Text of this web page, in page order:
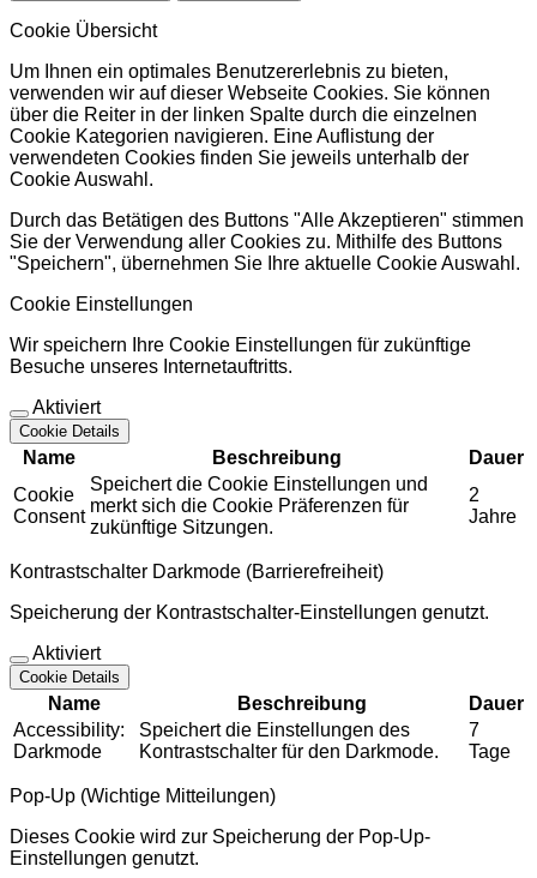
Cookie Übersicht
Um Ihnen ein optimales Benutzererlebnis zu bieten,
verwenden wir auf dieser Webseite Cookies. Sie können
über die Reiter in der linken Spalte durch die einzelnen
Cookie Kategorien navigieren. Eine Auflistung der
verwendeten Cookies finden Sie jeweils unterhalb der
Cookie Auswahl.
Durch das Betätigen des Buttons "Alle Akzeptieren" stimmen
Sie der Verwendung aller Cookies zu. Mithilfe des Buttons
"Speichern", übernehmen Sie Ihre aktuelle Cookie Auswahl.
Cookie Einstellungen
Wir speichern Ihre Cookie Einstellungen für zukünftige
Besuche unseres Internetauftritts.
Aktiviert
Cookie Details
Name Beschreibung
Dauer
Cookie
Consent
Speichert die Cookie Einstellungen und
merkt sich die Cookie Präferenzen für
zukünftige Sitzungen.
2
Jahre
Kontrastschalter Darkmode (Barrierefreiheit)
Speicherung der Kontrastschalter-Einstellungen genutzt.
Aktiviert
Cookie Details
Name Beschreibung
Dauer
Accessibility:
Darkmode
Speichert die Einstellungen des
Kontrastschalter für den Darkmode.
7
Tage
Pop-Up (Wichtige Mitteilungen)
Dieses Cookie wird zur Speicherung der Pop-Up-
Einstellungen genutzt.